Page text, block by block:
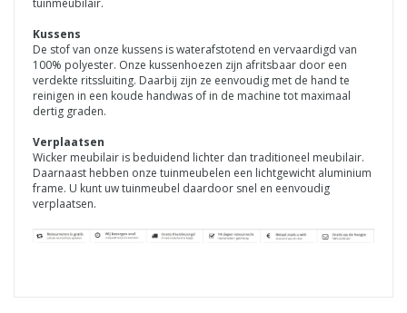
tuinmeubilair.
Kussens
De stof van onze kussens is waterafstotend en vervaardigd van
100% polyester. Onze kussenhoezen zijn afritsbaar door een
verdekte ritssluiting. Daarbij zijn ze eenvoudig met de hand te
reinigen in een koude handwas of in de machine tot maximaal
dertig graden.
Verplaatsen
Wicker meubilair is beduidend lichter dan traditioneel meubilair.
Daarnaast hebben onze tuinmeubelen een lichtgewicht aluminium
frame. U kunt uw tuinmeubel daardoor snel en eenvoudig
verplaatsen.